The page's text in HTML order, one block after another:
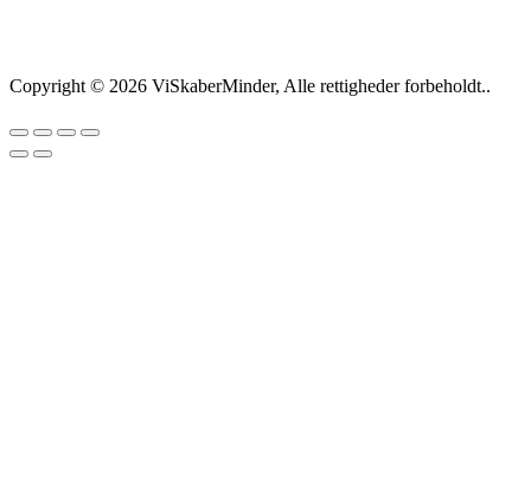
Copyright © 2026 ViSkaberMinder, Alle rettigheder forbeholdt..